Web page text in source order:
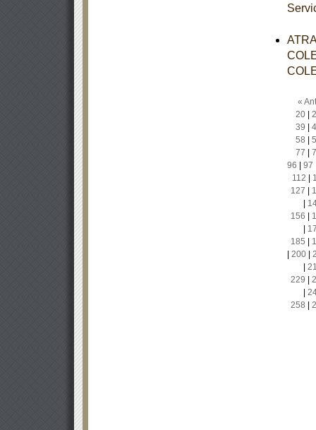
«
20|
39
58
77
96
97
112
127
156
185
200|
229
258